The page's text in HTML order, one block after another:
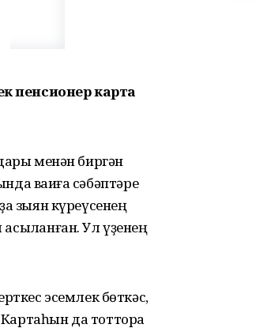
пенсионер карта
менән биргән
ваҡиға сәбәптәре
зыян күреүсенең
Ул үҙенең
эсемлек бөткәс,
да тоттора